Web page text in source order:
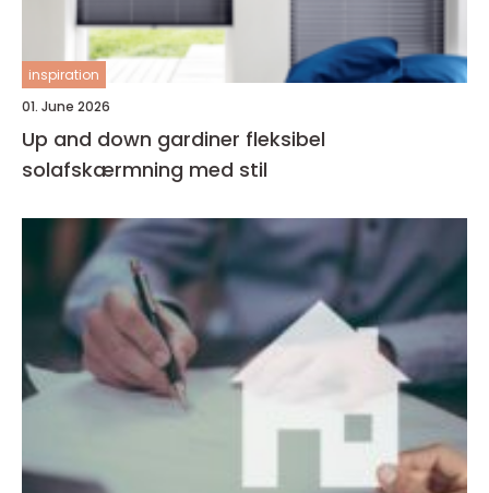
inspiration
01. June 2026
Up and down gardiner fleksibel
solafskærmning med stil